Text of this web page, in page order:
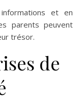
et en
parents peuvent
trésor.
de